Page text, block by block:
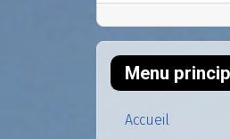
Menu
Accueil